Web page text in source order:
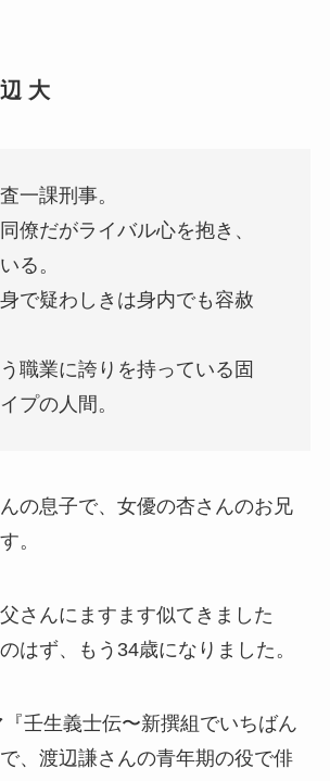
大
一課刑事。
僚だがライバル心を抱き、
る。
で疑わしきは身内でも容赦
職業に誇りを持っている固
プの人間。
の息子で、女優の杏さんのお兄
。
さんにますます似てきました
はず、もう34歳になりました。
壬生義士伝〜新撰組でいちばん
、渡辺謙さんの青年期の役で俳